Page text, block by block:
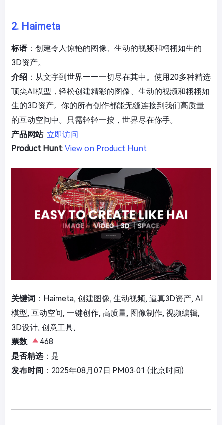
2. Haimeta
标语：创建令人惊艳的图像、生动的视频和栩栩如生的
3D资产。
介绍 ：从文字到世界——一切尽在其中。使用20多种精选
顶尖AI模型，轻松创建精彩的图像、生动的视频和栩栩如
生的3D资产。你的所有创作都能无缝连接到我们高质量
的互动空间中。只需轻轻一按，世界尽在你手。
产品网站: 立即访问
Product Hunt: View on Product Hunt
关键词 ：Haimeta, 创建图像, 生动视频, 逼真3D资产, AI
模型, 互动空间, 一键创作, 高质量, 图像制作, 视频编辑,
3D设计, 创意工具,
票数:
468
是否精选：是
发布时间 ：2025年08月07日 PM03:01 (北京时间)